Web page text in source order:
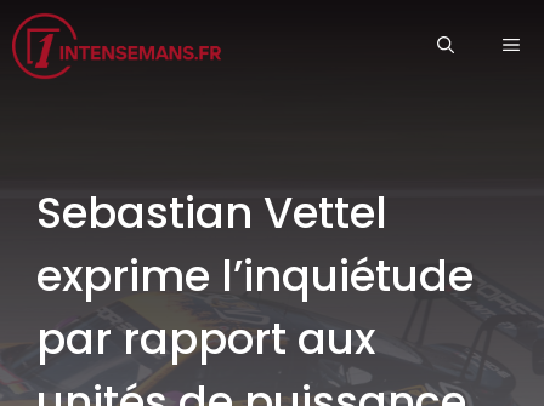
Aller
au
contenu
Sebastian Vettel
exprime l’inquiétude
par rapport aux